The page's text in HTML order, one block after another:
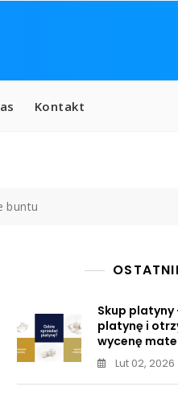
Kontakt
buntu
Skup
platynę i
wycenę
Lut 02, 2026